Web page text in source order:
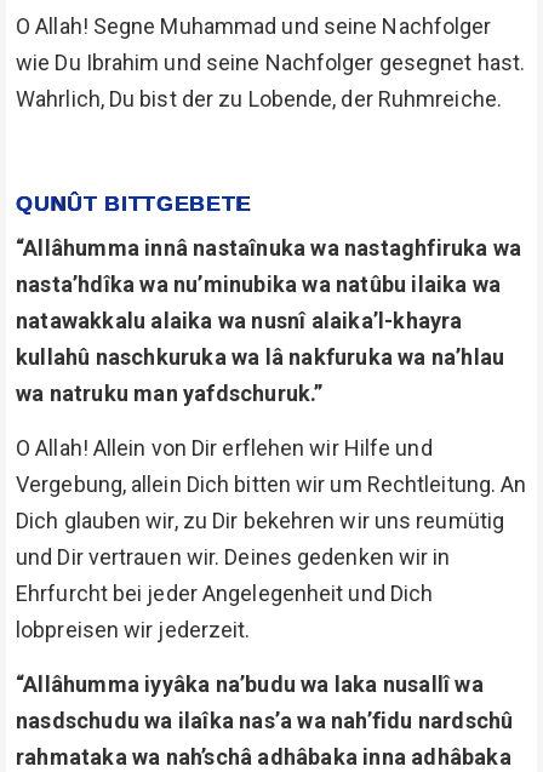
O Allah! Segne Muhammad und seine Nachfolger
wie Du Ibrahim und seine Nachfolger gesegnet hast.
Wahrlich, Du bist der zu Lobende, der Ruhmreiche.
QUNÛT BITTGEBETE
“Allâhumma innâ nastaînuka wa nastaghfiruka wa
nasta’hdîka wa nu’minubika wa natûbu ilaika wa
natawakkalu alaika wa nusnî alaika’l-khayra
kullahû naschkuruka wa lâ nakfuruka wa na’hlau
wa natruku man yafdschuruk.”
O Allah! Allein von Dir erflehen wir Hilfe und
Vergebung, allein Dich bitten wir um Rechtleitung. An
Dich glauben wir, zu Dir bekehren wir uns reumütig
und Dir vertrauen wir. Deines gedenken wir in
Ehrfurcht bei jeder Angelegenheit und Dich
lobpreisen wir jederzeit.
“Allâhumma iyyâka na’budu wa laka nusallî wa
nasdschudu wa ilaîka nas’a wa nah’fidu nardschû
rahmataka wa nah’schâ adhâbaka inna adhâbaka